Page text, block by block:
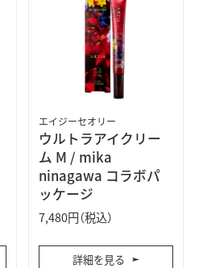
エイジーセオリー
ウルトラアイクリー
ム M / mika
ninagawa コラボパ
ッケージ
7,480円（税込）
詳細を見る